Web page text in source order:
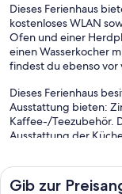
Dieses Ferienhaus
kostenloses WLAN
Ofen und einer
einen Wasserkocher
findest du ebenso vor
Dieses Ferienhaus
Ausstattung bieten:
Kaffee-/Teezubehör.
Ausstattung der
Duschen und
Dir steht ein
Gib zur